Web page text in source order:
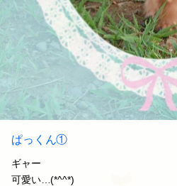
ぱっくん①
ギャー
可愛い…(*^^*)